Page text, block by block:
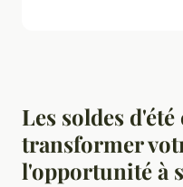
Les soldes
transformer
l'opportunité à